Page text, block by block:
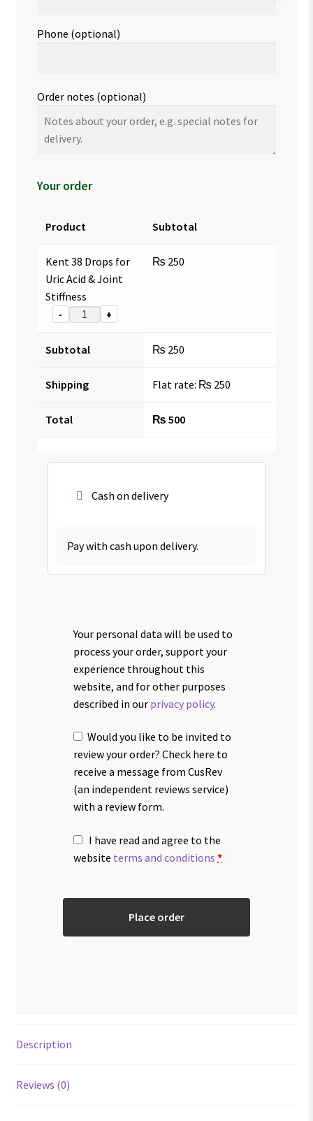
Phone (optional)
Order notes (optional)
Your order
Product Subtotal
Kent 38 Drops for
Uric Acid & Joint
Stiffness
- +
₨ 250
Subtotal ₨ 250
Shipping Flat rate: ₨ 250
Total ₨ 500
Cash on delivery
Pay with cash upon delivery.
Your personal data will be used to
process your order, support your
experience throughout this
website, and for other purposes
described in our privacy policy.
Would you like to be invited to
review your order? Check here to
receive a message from CusRev
(an independent reviews service)
with a review form.
I have read and agree to the
website terms and conditions *
Place order
Description
Reviews (0)